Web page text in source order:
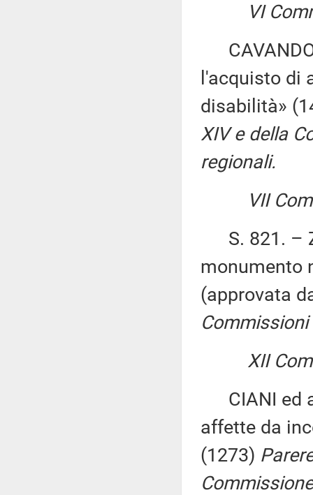
VI
l'acquisto di
disabilità»
XIV e della
regionali.
VII
S. 821. –
monumento
(approvata
Commissioni
XII
CIANI ed
affette da
(1273)